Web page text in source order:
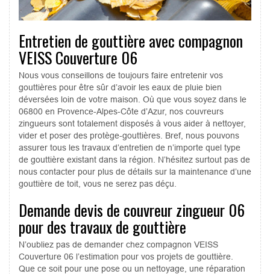
Entretien de gouttière avec compagnon
VEISS Couverture 06
Nous vous conseillons de toujours faire entretenir vos
gouttières pour être sûr d’avoir les eaux de pluie bien
déversées loin de votre maison. Où que vous soyez dans le
06800 en Provence-Alpes-Côte d’Azur, nos couvreurs
zingueurs sont totalement disposés à vous aider à nettoyer,
vider et poser des protège-gouttières. Bref, nous pouvons
assurer tous les travaux d’entretien de n’importe quel type
de gouttière existant dans la région. N’hésitez surtout pas de
nous contacter pour plus de détails sur la maintenance d’une
gouttière de toit, vous ne serez pas déçu.
Demande devis de couvreur zingueur 06
pour des travaux de gouttière
N’oubliez pas de demander chez compagnon VEISS
Couverture 06 l’estimation pour vos projets de gouttière.
Que ce soit pour une pose ou un nettoyage, une réparation